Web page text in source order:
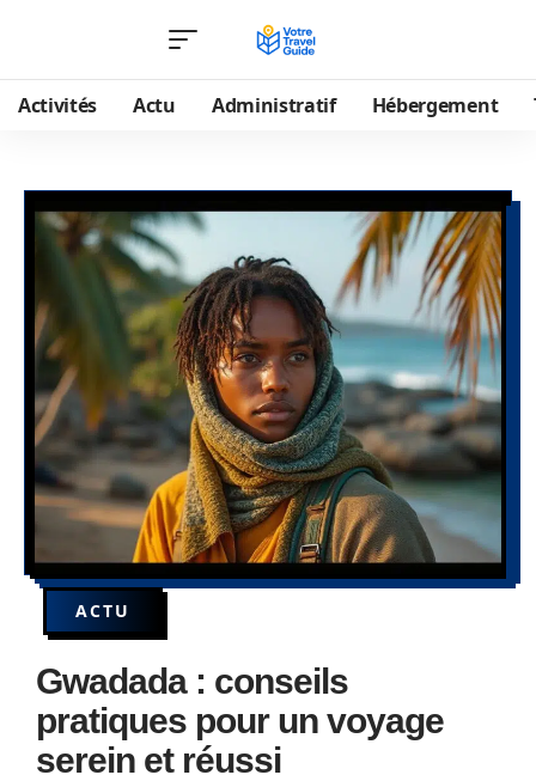
Activités Actu Administratif Hébergement
ACTU
Gwadada : conseils
pratiques pour un voyage
serein et réussi